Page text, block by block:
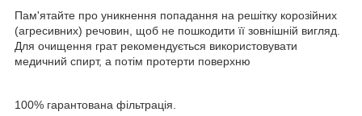
Пам'ятайте про уникнення попадання на решітку корозійних
(агресивних) речовин, щоб не пошкодити її зовнішній вигляд.
Для очищення грат рекомендується використовувати
медичний спирт, а потім протерти поверхню
100% гарантована фільтрація.